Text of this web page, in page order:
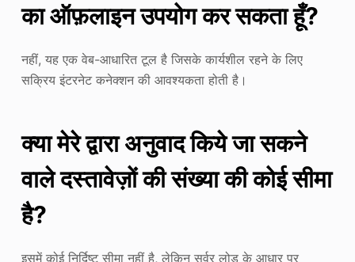
का ऑफ़लाइन उपयोग कर सकता हूँ?
नहीं, यह एक वेब-आधारित टूल है जिसके कार्यशील रहने के लिए
सक्रिय इंटरनेट कनेक्शन की आवश्यकता होती है।
क्या मेरे द्वारा अनुवाद किये जा सकने
वाले दस्तावेज़ों की संख्या की कोई सीमा
है?
इसमें कोई निर्दिष्ट सीमा नहीं है, लेकिन सर्वर लोड के आधार पर